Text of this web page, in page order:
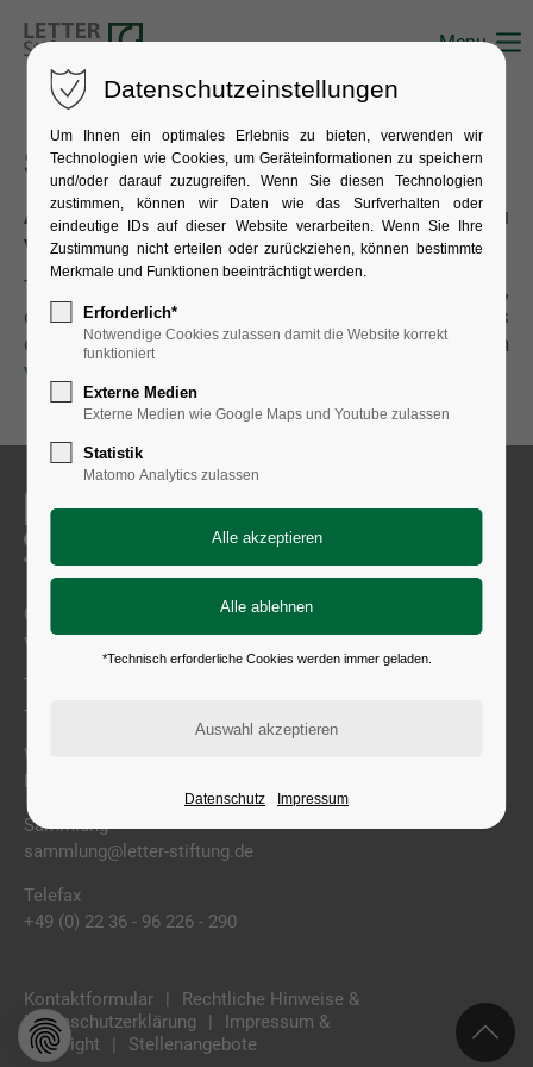
Menu
Stellenangebote
Aktuell haben wir keine offenen Stellen zu
vergeben.
Trotzdem freuen wir uns immer über Menschen,
die zu uns passen könnten.
Sie können uns
daher gerne eine Initiativbewerbung schicken an
vorstand@letter-stiftung.de
Geschäftsstelle & Bibliothek
vorstand@letter-stiftung.de
Telephon
+49 (0) 22 36 - 96 226 - 0
Wieselweg 1
D-50996 Köln
Sammlung
sammlung@letter-stiftung.de
Telefax
+49 (0) 22 36 - 96 226 - 290
Kontaktformular
Rechtliche Hinweise &
Datenschutzerklärung
Impressum &
Copyright
Stellenangebote
Datenschutzeinstellungen
Um Ihnen ein optimales Erlebnis zu bieten, verwenden wir
Technologien wie Cookies, um Geräteinformationen zu speichern
und/oder darauf zuzugreifen. Wenn Sie diesen Technologien
zustimmen, können wir Daten wie das Surfverhalten oder
eindeutige IDs auf dieser Website verarbeiten. Wenn Sie Ihre
Zustimmung nicht erteilen oder zurückziehen, können bestimmte
Merkmale und Funktionen beeinträchtigt werden.
Erforderlich*
Notwendige Cookies zulassen damit die Website korrekt
funktioniert
Externe Medien
Externe Medien wie Google Maps und Youtube zulassen
Statistik
Matomo Analytics zulassen
*Technisch erforderliche Cookies werden immer geladen.
Datenschutz Impressum